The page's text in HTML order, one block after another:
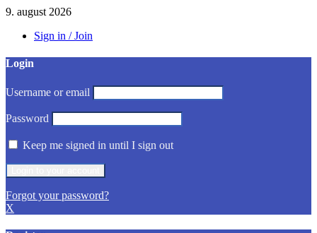
9. august 2026
Sign in / Join
Login
Username or email
Password
Keep me signed in until I sign out
Forgot your password?
X